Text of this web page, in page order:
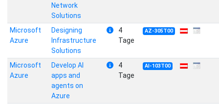
Network
Solutions
Microsoft
Azure
Designing
Infrastructure
Solutions
4
Tage
AZ-305T00
Microsoft
Azure
Develop AI
apps and
agents on
Azure
4
Tage
AI-103T00